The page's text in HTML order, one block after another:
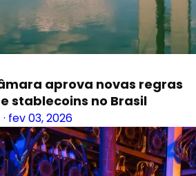
aprova novas regras
stablecoins no Brasil
· fev 03, 2026